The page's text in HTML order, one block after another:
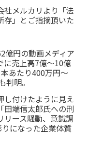
社メルカリより「法
存」とご指摘頂いた
億円の動画メディア
に売上高7億～10億
あたり400万円～
判明。
し付けたように見え
田端信太郎氏への刑
リース騒動、意識調
になった企業体質